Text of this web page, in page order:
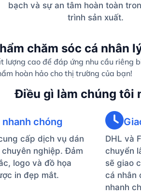
bạch và sự an tâm hoàn toàn
trình sản xuất.
chăm sóc cá nhân
cao để đáp ứng nhu cầu riêng
hoàn hảo cho thị trường của bạn!
Điều gì làm chúng tôi
nhanh chóng
cấp dịch vụ dán
nghiệp. Đảm
logo và đồ họa
in đẹp mắt.
DHL và
chuyển
sẽ giao
cá nhân
nhanh